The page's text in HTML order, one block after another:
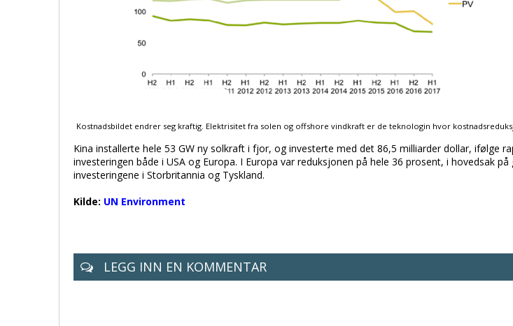
Kostnadsbildet endrer seg kraftig. Elektrisitet fra solen og offshore vindkraft er de teknologin hvor
Kina installerte hele 53 GW ny solkraft i fjor, og investerte med det 86,5 milliarder dollar, ifølge
investeringen både i USA og Europa. I Europa var reduksjonen på hele 36 prosent, i hovedsak
investeringene i Storbritannia og Tyskland.
Kilde: UN Environment
LEGG INN EN KOMMENTAR